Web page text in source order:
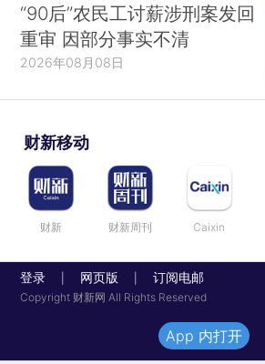
“90后”农民工讨薪涉刑案发回
重审 因部分事实不清
2026年08月08日
财新移动
财新 财新周刊 Caixin
登录 网页版 订阅电邮
Copyright 财新网 All Rights Reserved
App 内打开